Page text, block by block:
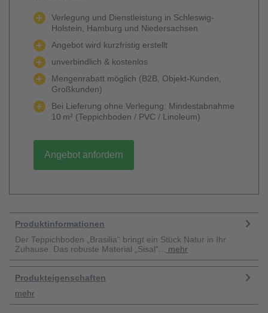
Verlegung und Dienstleistung in Schleswig-
Holstein, Hamburg und Niedersachsen
Angebot wird kurzfristig erstellt
unverbindlich & kostenlos
Mengenrabatt möglich (B2B, Objekt-Kunden,
Großkunden)
Bei Lieferung ohne Verlegung: Mindestabnahme
10 m² (Teppichboden / PVC / Linoleum)
Angebot anfordern
Produktinformationen
Der Teppichboden „Brasilia“ bringt ein Stück Natur in Ihr
Zuhause. Das robuste Material „Sisal“...
mehr
Produkteigenschaften
mehr